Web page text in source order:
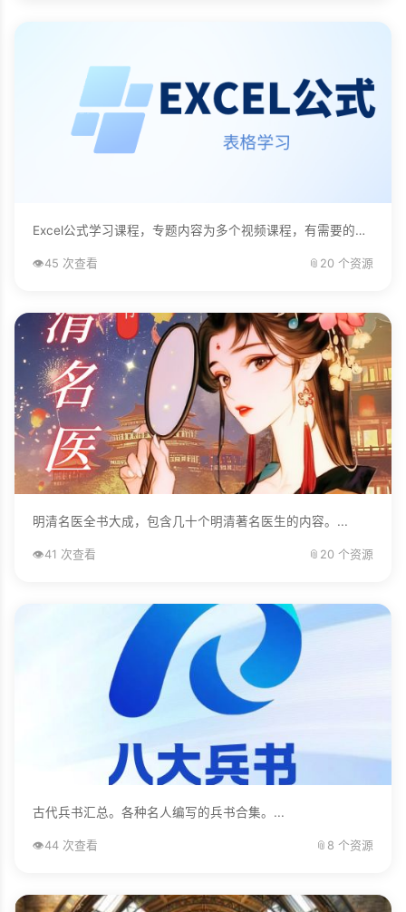
Excel公式学习课程，专题内容为多个视频课程，有需要的自己下载学习。...
👁️45 次查看 📎 20 个资源
明清名医全书大成，包含几十个明清著名医生的内容。...
👁️41 次查看 📎 20 个资源
古代兵书汇总。各种名人编写的兵书合集。...
👁️44 次查看 📎 8 个资源